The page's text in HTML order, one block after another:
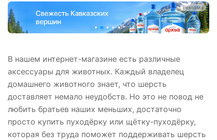
Реклама
В нашем интернет-магазине есть различные
аксессуары для животных. Каждый владелец
домашнего животного знает, что шерсть
доставляет немало неудобств. Но это не повод не
любить братьев наших меньших, достаточно
просто купить пуходёрку или щётку-пуходёрку,
которая без труда поможет поддерживать шерсть